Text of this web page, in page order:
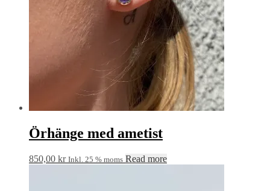
Örhänge med ametist
850,00 kr Inkl. 25 % moms Read more